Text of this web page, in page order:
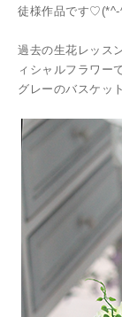
徒様作品です
過去の生花レッス
ィシャルフラワー
グレーのバスケッ